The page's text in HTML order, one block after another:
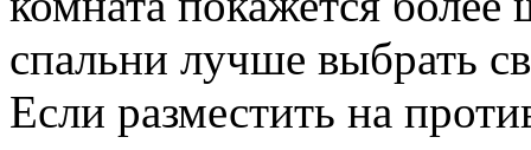
спальни лучше выбрать
Если разместить на